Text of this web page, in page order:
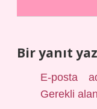
Bir yanıt
E-posta
Gerekli